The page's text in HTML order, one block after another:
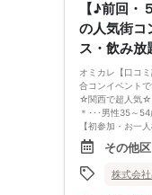
フードを提供い
心もお腹も満足
《フリードリン
☆店員さんがご
100種類以上の
□ビール（お店お
となります）
□チューハイ
□ハイボール
□焼酎
□各種ソフトドリ
【♪前回・
の人気街コ
ス・飲み放
オミカレ【口コ
合コンイベント
☆関西で超人気☆
＊･･･男性35～
【初参加・お一
安心してご参加く
お一人様でも気
当イベントスタ
にサポートしま
その他
株式会